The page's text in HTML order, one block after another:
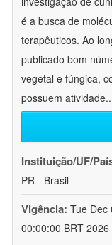
é a busca de
terapêuticos. Ao
publicado bom
vegetal e fúngica,
possuem atividade
Instituição/UF/
PR - Brasil
Vigência: Tue Dec
00:00:00 BRT 2026